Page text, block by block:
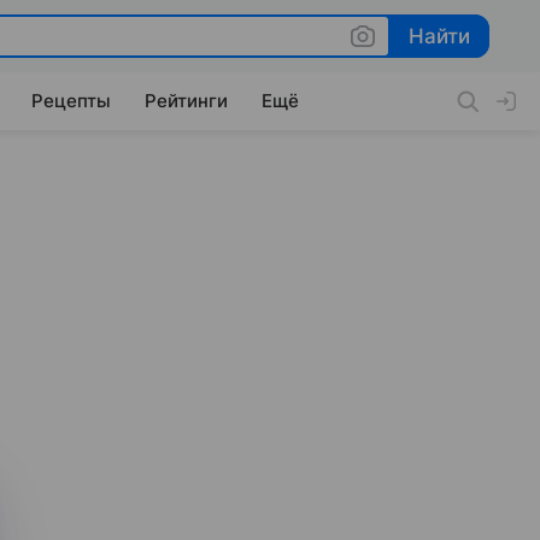
Найти
Найти
Рецепты Рейтинги Ещё